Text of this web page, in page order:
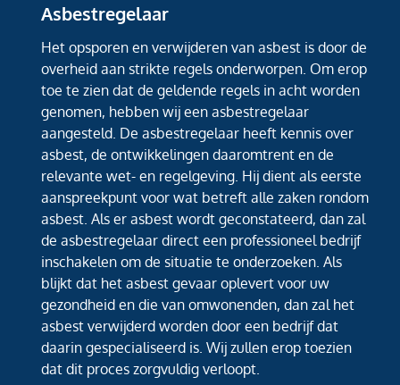
Asbestregelaar
Het opsporen en verwijderen van asbest is door de
overheid aan strikte regels onderworpen. Om erop
toe te zien dat de geldende regels in acht worden
genomen, hebben wij een asbestregelaar
aangesteld. De asbestregelaar heeft kennis over
asbest, de ontwikkelingen daaromtrent en de
relevante wet- en regelgeving. Hij dient als eerste
aanspreekpunt voor wat betreft alle zaken rondom
asbest. Als er asbest wordt geconstateerd, dan zal
de asbestregelaar direct een professioneel bedrijf
inschakelen om de situatie te onderzoeken. Als
blijkt dat het asbest gevaar oplevert voor uw
gezondheid en die van omwonenden, dan zal het
asbest verwijderd worden door een bedrijf dat
daarin gespecialiseerd is. Wij zullen erop toezien
dat dit proces zorgvuldig verloopt.